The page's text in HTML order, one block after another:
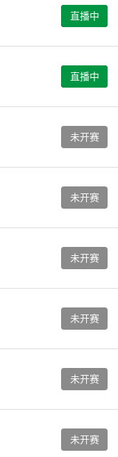
直播中
直播中
未开赛
未开赛
未开赛
未开赛
未开赛
未开赛